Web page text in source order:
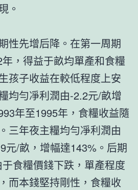
。
性先增后降。在第一周期
，得益于畝均單產和食糧
孩子收益在較低程度上安
均勻凈利潤由-2.2元/畝增
年至1995年，食糧收益隨
三年夜主糧均勻凈利潤由
元/畝，增幅達143%。后期
食糧價錢下跌，單產程度
而本錢堅持剛性，食糧收